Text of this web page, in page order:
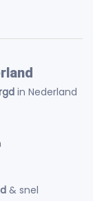
in Nederland
& snel